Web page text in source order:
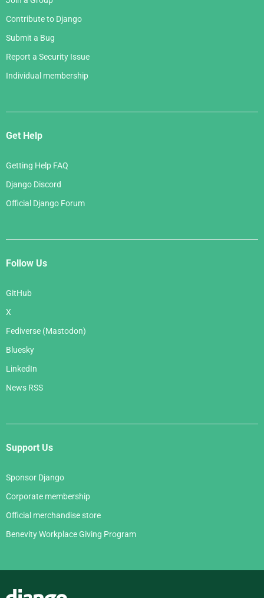
Contribute to Django
Submit a Bug
Report a Security Issue
Individual membership
Get Help
Getting Help FAQ
Django Discord
Official Django Forum
Follow Us
GitHub
X
Fediverse (Mastodon)
Bluesky
LinkedIn
News RSS
Support Us
Sponsor Django
Corporate membership
Official merchandise store
Benevity Workplace Giving Program